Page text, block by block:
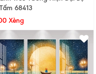
68413
Xèng